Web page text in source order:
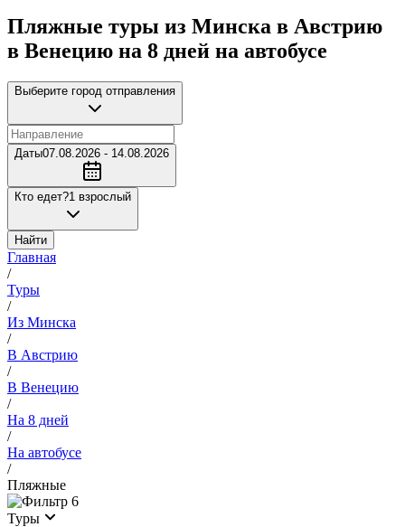
Пляжные туры из Минска в Австрию
в Венецию на 8 дней на автобусе
Выберите город отправления
Даты07.08.2026 - 14.08.2026
Кто едет?1 взрослый
Найти
Главная
/
Туры
/
Из Минска
/
В Австрию
/
В Венецию
/
На 8 дней
/
На автобусе
/
Пляжные
6
Туры